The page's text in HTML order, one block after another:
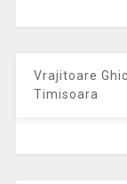
Vrajitoare
Timisoara